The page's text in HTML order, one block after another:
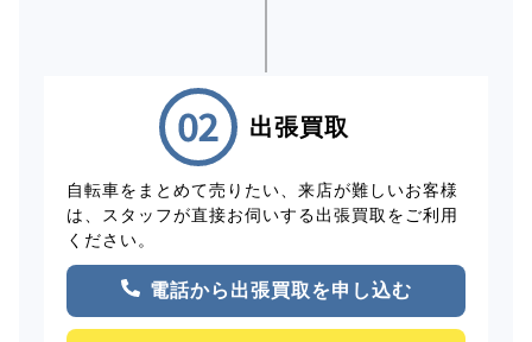
出張買取
自転車をまとめて売りたい、来店が難しいお客様
は、スタッフが直接お伺いする出張買取をご利用
ください。
電話から出張買取を申し込む